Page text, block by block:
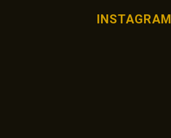
INSTAGRAM